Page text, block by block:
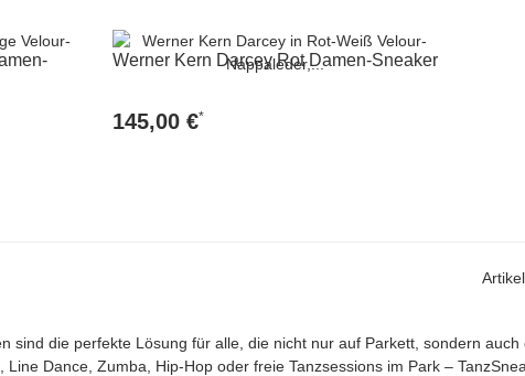
sind die perfekte Lösung für alle, die nicht nur auf Parkett, sondern
Line Dance, Zumba, Hip-Hop oder freie Tanzsessions im Park –
Werner Kern Darcey Rot Damen-Sneaker
145,00 €*